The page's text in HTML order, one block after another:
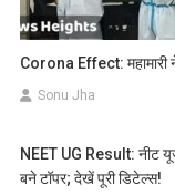
Corona Effect: महामारी
Sonu Jha
NEET UG Result: नीट
बने टॉपर; देखें पूरी डिटेल्स!